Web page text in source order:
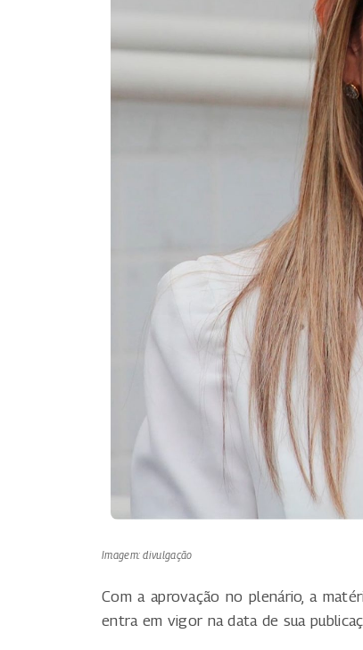
Imagem: divulgação
Com a aprovação no plenário, a
entra em vigor na data de sua